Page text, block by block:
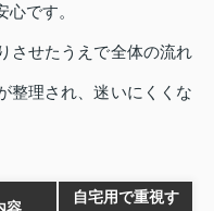
です。
させたうえで全体の流れ
整理され、迷いにくくな
容
自宅用で重視す